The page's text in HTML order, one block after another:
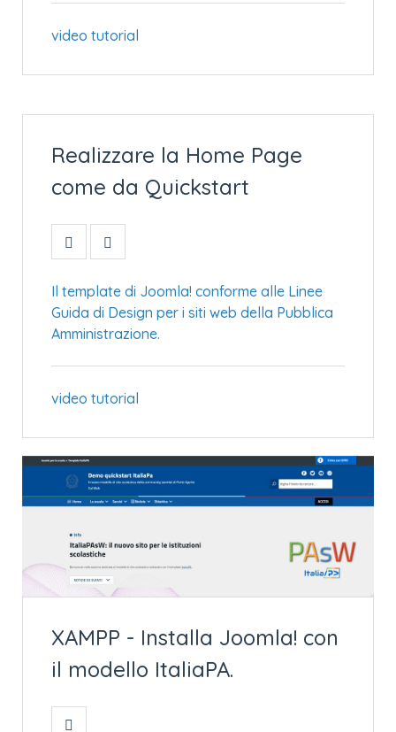
video tutorial
Realizzare la Home Page
come da Quickstart
Il template di Joomla! conforme alle Linee
Guida di Design per i siti web della Pubblica
Amministrazione.
video tutorial
XAMPP - Installa Joomla! con
il modello ItaliaPA.